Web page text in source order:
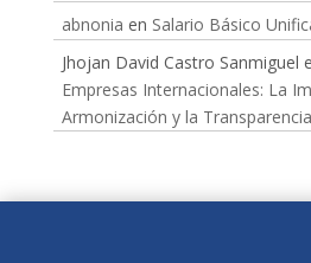
abnonia en Salario Básico
Jhojan David Castro Sanmiguel
Empresas Internacionales: La
Armonización y la Transparencia